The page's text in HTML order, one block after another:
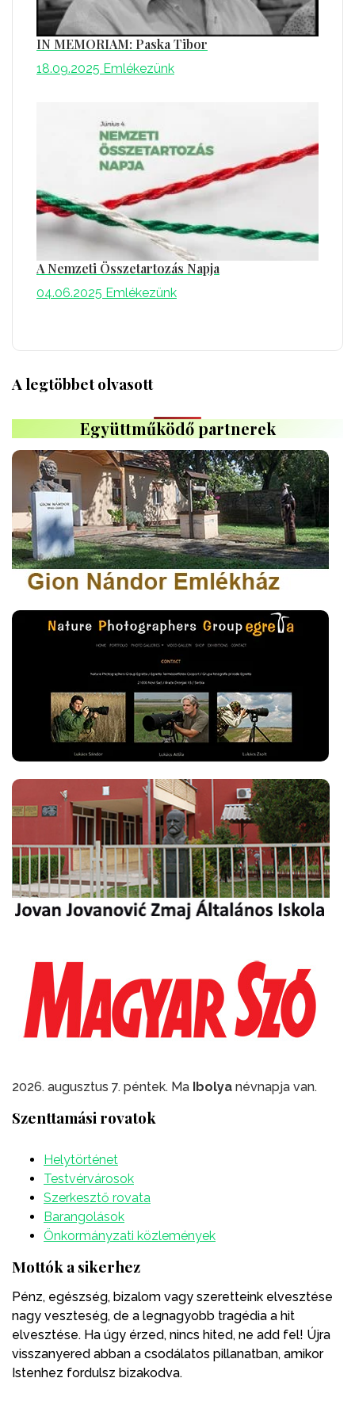
IN MEMORIAM: Paska Tibor
18.09.2025 Emlékezünk
A Nemzeti Összetartozás Napja
04.06.2025 Emlékezünk
A legtöbbet olvasott
Együttműködő partnerek
2026. augusztus 7. péntek. Ma Ibolya névnapja van.
Szenttamási rovatok
Helytörténet
Testvérvárosok
Szerkesztő rovata
Barangolások
Önkormányzati közlemények
Mottók a sikerhez
Pénz, egészség, bizalom vagy szeretteink elvesztése
nagy veszteség, de a legnagyobb tragédia a hit
elvesztése. Ha úgy érzed, nincs hited, ne add fel! Újra
visszanyered abban a csodálatos pillanatban, amikor
Istenhez fordulsz bizakodva.